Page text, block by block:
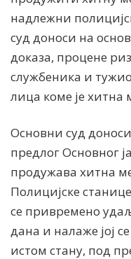
надлежни
суд доноси на
доказа, процене
службеника и
лица коме је хитна
Основни суд
предлог Основног
продужава хитна
Полицијске
се привремено
дана и налаже јој
истом стану, под